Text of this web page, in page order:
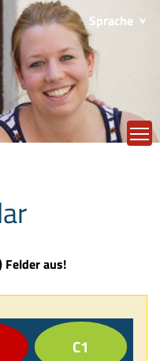
Sprache
aus!
C1